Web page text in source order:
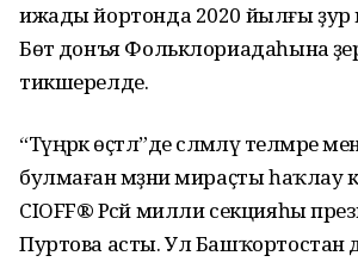
ижады йортонда 2020 йылғы ҙур
Бөтә донъя Фольклориадаһына
тикшерелде.
“Түңәрәк өҫтәл”де сәләмләү телмәре
булмаған мәҙәни мираҫты һаҡлау
CIOFF® Рәсәй милли секцияһы
Пуртова асты. Ул Башҡортостан